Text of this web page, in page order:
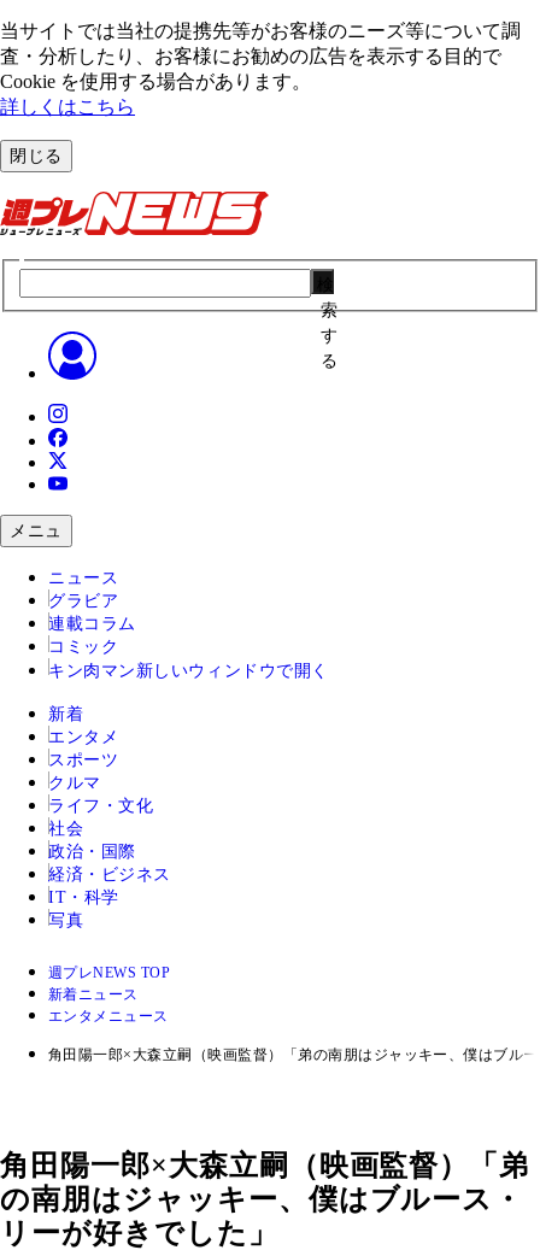
当サイトでは当社の提携先等がお客様のニーズ等について調
査・分析したり、お客様にお勧めの広告を表⽰する⽬的で
Cookie を使⽤する場合があります。
詳しくはこちら
閉じる
索
す
る
メニュ
ニュース
グラビア
連載コラム
コミック
キン肉マン 新しいウィンドウで開く
新着
エンタメ
スポーツ
クルマ
ライフ・文化
社会
政治・国際
経済・ビジネス
IT・科学
写真
週プレNEWS TOP
新着ニュース
エンタメニュース
角田陽一郎×大森立嗣（映画監督）「弟の南朋はジャッキー、僕はブル
角田陽一郎×大森立嗣（映画監督）「弟
の南朋はジャッキー、僕はブルース・
リーが好きでした」